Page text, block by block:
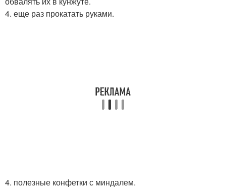
4. еще раз прокатать руками.
4. полезные конфетки с миндалем.